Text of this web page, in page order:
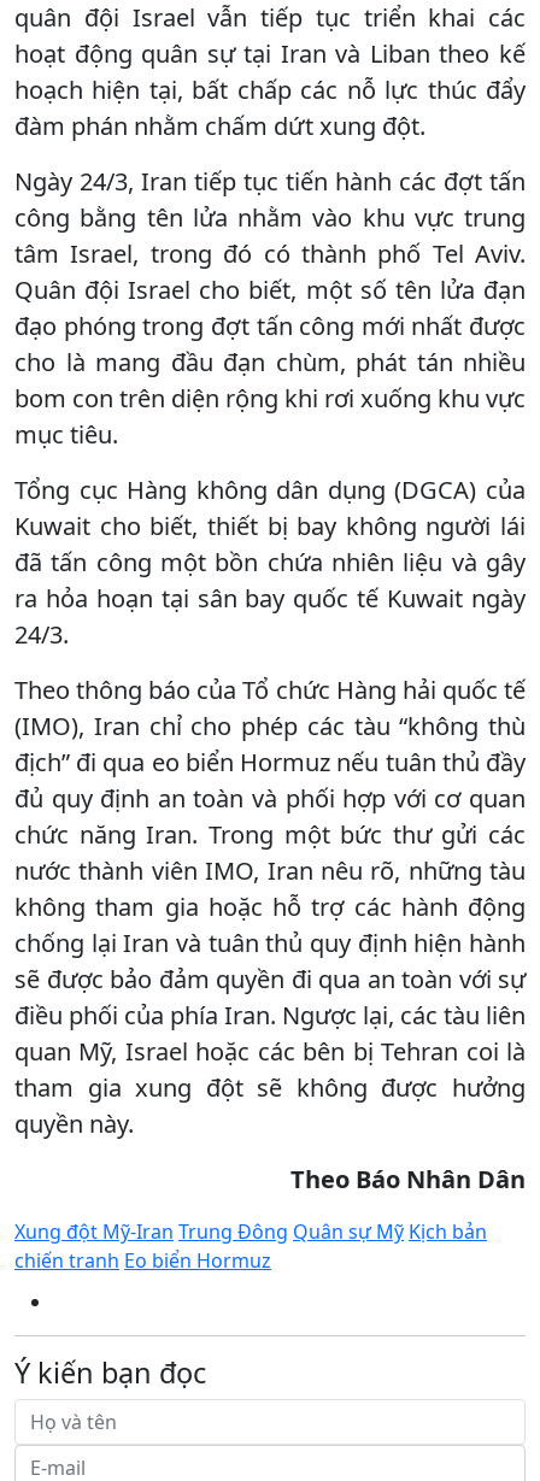
quân đội Israel vẫn tiếp tục triển khai các
hoạt động quân sự tại Iran và Liban theo kế
hoạch hiện tại, bất chấp các nỗ lực thúc đẩy
đàm phán nhằm chấm dứt xung đột.
Ngày 24/3, Iran tiếp tục tiến hành các đợt tấn
công bằng tên lửa nhằm vào khu vực trung
tâm Israel, trong đó có thành phố Tel Aviv.
Quân đội Israel cho biết, một số tên lửa đạn
đạo phóng trong đợt tấn công mới nhất được
cho là mang đầu đạn chùm, phát tán nhiều
bom con trên diện rộng khi rơi xuống khu vực
mục tiêu.
Tổng cục Hàng không dân dụng (DGCA) của
Kuwait cho biết, thiết bị bay không người lái
đã tấn công một bồn chứa nhiên liệu và gây
ra hỏa hoạn tại sân bay quốc tế Kuwait ngày
24/3.
Theo thông báo của Tổ chức Hàng hải quốc tế
(IMO), Iran chỉ cho phép các tàu “không thù
địch” đi qua eo biển Hormuz nếu tuân thủ đầy
đủ quy định an toàn và phối hợp với cơ quan
chức năng Iran. Trong một bức thư gửi các
nước thành viên IMO, Iran nêu rõ, những tàu
không tham gia hoặc hỗ trợ các hành động
chống lại Iran và tuân thủ quy định hiện hành
sẽ được bảo đảm quyền đi qua an toàn với sự
điều phối của phía Iran. Ngược lại, các tàu liên
quan Mỹ, Israel hoặc các bên bị Tehran coi là
tham gia xung đột sẽ không được hưởng
quyền này.
Theo Báo Nhân Dân
Xung đột Mỹ-Iran Trung Đông Quân sự Mỹ Kịch bản
chiến tranh Eo biển Hormuz
Ý kiến bạn đọc